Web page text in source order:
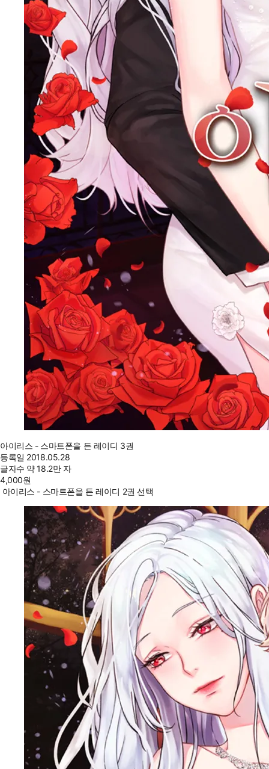
아이리스 - 스마트폰을 든 레이디 3권
등록일 2018.05.28
글자수 약 18.2만 자
4,000원
아이리스 - 스마트폰을 든 레이디 2권 선택